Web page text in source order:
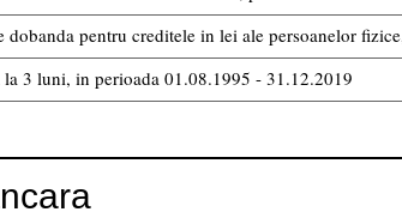
dobanda pentru creditele in lei ale persoanelor
3 luni, in perioada 01.08.1995 - 31.12.2019